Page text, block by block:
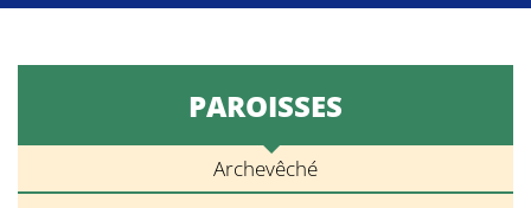
PAROISSES
Archevêché